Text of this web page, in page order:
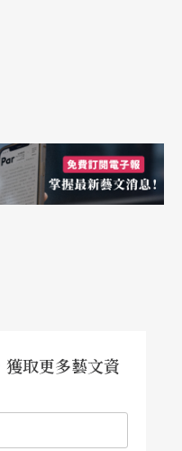
力，常為作曲家的
品感到驚艷。也因
象最深刻的一首曲
〈Christian Utz〉的
，簡直把古箏當小
感。二○○三年，葉
樂譜、兩頁文字的
取更多藝文資